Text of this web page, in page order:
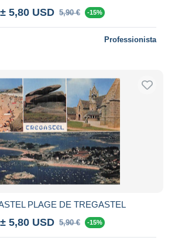
± 5,80 USD 5,90 € -15%
Professionista
PLAGE DE TREGASTEL
± 5,80 USD 5,90 € -15%